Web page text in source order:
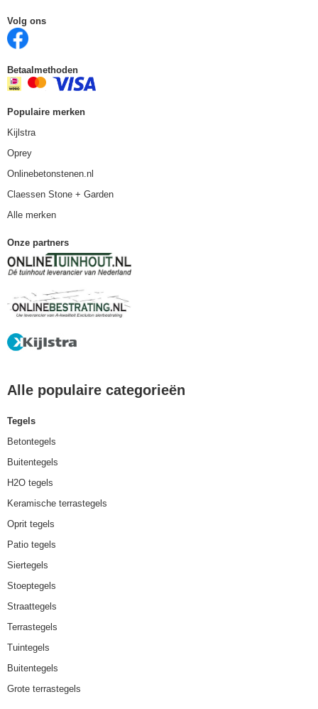
Volg ons
Betaalmethoden
Populaire merken
Kijlstra
Oprey
Onlinebetonstenen.nl
Claessen Stone + Garden
Alle merken
Onze partners
Alle populaire categorieën
Tegels
Betontegels
Buitentegels
H2O tegels
Keramische terrastegels
Oprit tegels
Patio tegels
Siertegels
Stoeptegels
Straattegels
Terrastegels
Tuintegels
Buitentegels
Grote terrastegels